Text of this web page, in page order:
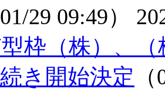
01/29 09:49）
枠（株）、
き開始決定